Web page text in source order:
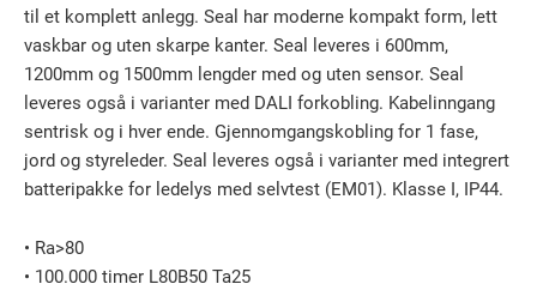
til et komplett anlegg. Seal har moderne kompakt form, lett
vaskbar og uten skarpe kanter. Seal leveres i 600mm,
1200mm og 1500mm lengder med og uten sensor. Seal
leveres også i varianter med DALI forkobling. Kabelinngang
sentrisk og i hver ende. Gjennomgangskobling for 1 fase,
jord og styreleder. Seal leveres også i varianter med integrert
batteripakke for ledelys med selvtest (EM01). Klasse I, IP44.
• Ra>80
• 100.000 timer L80B50 Ta25